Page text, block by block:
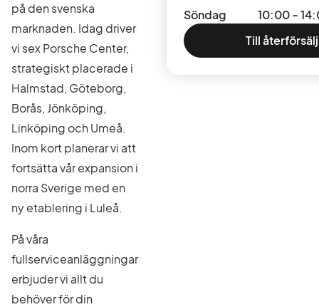
på den svenska
marknaden. Idag driver
vi sex Porsche Center,
strategiskt placerade i
Halmstad, Göteborg,
Borås, Jönköping,
Linköping och Umeå.
Inom kort planerar vi att
fortsätta vår expansion i
norra Sverige med en
ny etablering i Luleå.
På våra
fullserviceanläggningar
erbjuder vi allt du
behöver för din
Söndag
10:00 -
Till